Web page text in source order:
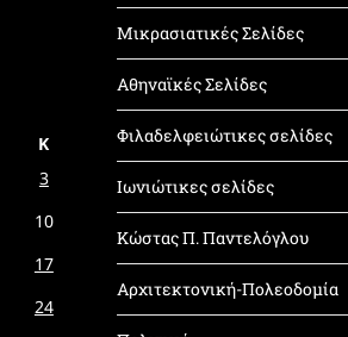
Κ
3
10
17
24
Μικρασιατικές Σελίδες
Αθηναϊκές Σελίδες
Φιλαδελφειώτικες σελίδες
Ιωνιώτικες σελίδες
Κώστας Π. Παντελόγλου
Αρχιτεκτονική-Πολεοδομία